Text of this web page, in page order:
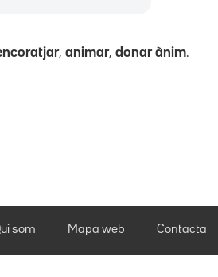
, animar, donar ànim.
som Mapa web Contacta